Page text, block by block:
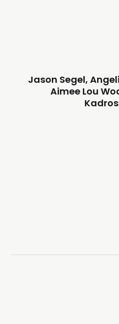
Jason Segel,
Aimee Lou